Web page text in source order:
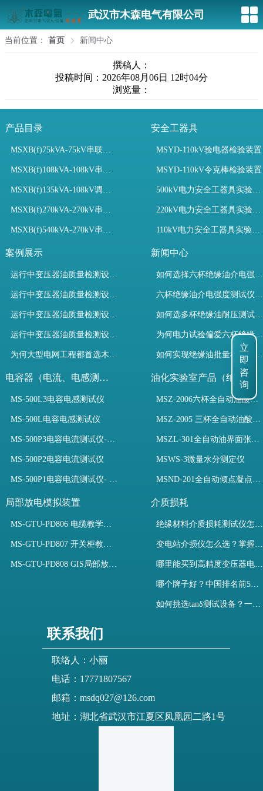
武汉市木森电气有限公司
当前位置： 首页 新闻中心
撰稿人：
投稿时间：2026年08月06日 12时04分
浏览量：
产品目录
MSXB(f)75kVA-75kV串联谐振装置
MSXB(f)108kVA-108kV串联谐振试验装置
MSXB(f)135kVA-108kV调频串联谐振试验装置
MSXB(f)270kVA-270kV串联谐振
MSXB(f)540kVA-270kV串联谐振试验装置
安全工器具
MSYD-110kV验电器检验装置
MSYD-110kV令克棒检验装置
500kV电力安全工器具实验室配置
220kV电力安全工器具实验室配置
110kV电力安全工器具实验室配置
案例展示
运行中变压器油质量检测设备有哪些优势？
运行中变压器油质量检测设备如何维护？
运行中变压器油质量检测设备包括哪些？
运行中变压器油质量检测设备如何选型？
为何大型电网工程都首选木森电气成套电力测试设备？
新闻中心
如何选择六杯绝缘油介电强度测试仪提升变压器油检测效率？
六杯绝缘油介电强度测试仪如何选？规程与高效设备解析
如何选多杯绝缘油耐压测试仪？检测标准与选型推荐
为何电力试验偏爱六杯绝缘油介电强度测试仪？设备推荐
如何实现绝缘油批量检测？六杯绝缘油介电强度测试仪选型指南
电容器（电流、电感测试）
MS-500L3电容电感测试仪
MS-500L电容电感测试仪
MS-500P3电容电流测试仪-3PT、两种4PT、1PT连接方式
MS-500P2电容电流测试仪
MS-500P1电容电流测试仪- 支持3PT、4PT、1PT
油化实验室产品（绝缘油）
MSZ-2006六杯全自动油酸值测定仪
MSZ-2005 三杯全自动油酸值测定仪
MSZL-301全自动油界面张力仪
MSWS-3微量水分测定仪
MSND-201全自动倾点凝点测试仪
局部放电模拟装置
MS-GTU-PD806 电缆教学用局部放电模拟装置
MS-GTU-PD807 开关柜教学用局部放电模拟装置
MS-GTU-PD808 GIS局部放电模拟系统
介质损耗
绝缘材料介质损耗测试仪怎么选？看木森电气B端定制如何升级测试效率
变电站介损仪怎么选？掌握采购要点-木森电气
哪里能买到高精度变压器电容量及介损测试仪？快速解决选型难题
哪个牌子好？中国排名前5介质损耗测试仪选型对比快速解决测量难题
如何挑选tanδ测试设备？一文掌握高压介质损耗测试仪采购核心
联系我们
联络人：小丽
电话：17771807567
邮箱：msdq027@126.com
地址：湖北省武汉市江夏区凤凰园二路1号
立
即
咨
询